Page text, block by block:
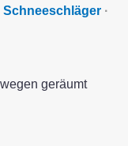
Schneeschläger ·
geräumt